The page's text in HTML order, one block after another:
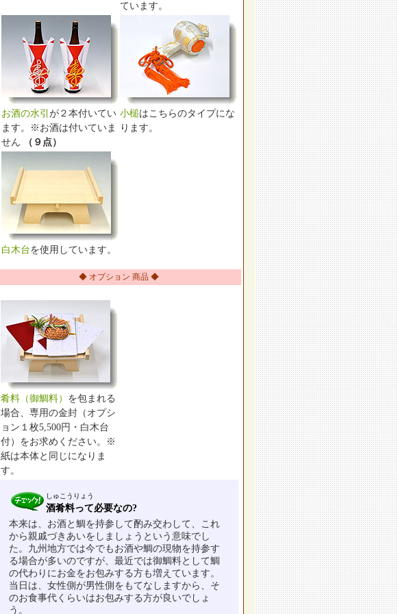
ています。
お酒の水引 が２本付いてい
ます。※お酒は付いていま
せん
（９点）
小槌はこちらのタイプにな
ります。
白木台を使用しています。
◆ オプション 商品 ◆
肴料（御鯛料） を包まれる
場合、専用の金封（オプシ
ョン１枚5,500円・白木台
付）をお求めください。※
紙は本体と同じになりま
す。
しゅこうりょう
酒肴料って必要なの?
本来は、お酒と鯛を持参して酌み交わして、これ
から親戚づきあいをしましょうという意味でし
た。九州地方では今でもお酒や鯛の現物を持参す
る場合が多いのですが、最近では御鯛料として鯛
の代わりにお金をお包みする方も増えています。
当日は、女性側が男性側をもてなしますから、そ
のお食事代くらいはお包みする方が良いでしょ
う。